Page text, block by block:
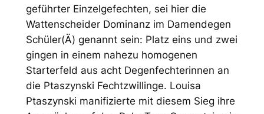
geführter Einzelgefechten, sei hier die
Wattenscheider Dominanz im Damendegen
Schüler(Ä) genannt sein: Platz eins und zwei
gingen in einem nahezu homogenen
Starterfeld aus acht Degenfechterinnen an
die Ptaszynski Fechtzwillinge. Louisa
Ptaszynski manifizierte mit diesem Sieg ihre